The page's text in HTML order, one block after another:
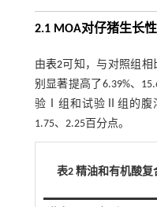
2.1 MOA对仔猪生长
由表2可知，与对照组相
别显著提高了6.39%、
验Ⅰ组和试验Ⅱ组的腹
1.75、2.25百分点。
表2 精油和有机酸